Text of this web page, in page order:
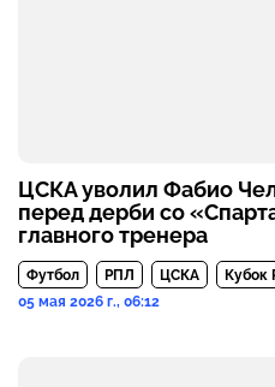
ЦСКА уволил Фабио
перед дерби со
главного тренера
Футбол РПЛ ЦСКА
Кубок
05 мая 2026 г., 06:12